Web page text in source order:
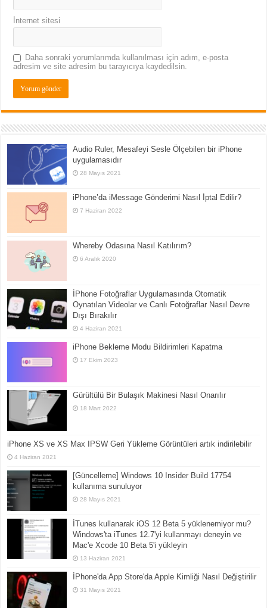
İnternet sitesi
Daha sonraki yorumlarımda kullanılması için adım, e-posta
adresim ve site adresim bu tarayıcıya kaydedilsin.
Audio Ruler, Mesafeyi Sesle Ölçebilen bir iPhone
uygulamasıdır
28 Mayıs 2021
iPhone’da iMessage Gönderimi Nasıl İptal Edilir?
7 Haziran 2022
Whereby Odasına Nasıl Katılırım?
6 Aralık 2020
İPhone Fotoğraflar Uygulamasında Otomatik
Oynatılan Videolar ve Canlı Fotoğraflar Nasıl Devre
Dışı Bırakılır
4 Haziran 2021
iPhone Bekleme Modu Bildirimleri Kapatma
17 Ekim 2023
Gürültülü Bir Bulaşık Makinesi Nasıl Onarılır
18 Mart 2022
iPhone XS ve XS Max IPSW Geri Yükleme Görüntüleri artık indirilebilir
4 Haziran 2021
[Güncelleme] Windows 10 Insider Build 17754
kullanıma sunuluyor
28 Mayıs 2021
İTunes kullanarak iOS 12 Beta 5 yüklenemiyor mu?
Windows'ta iTunes 12.7'yi kullanmayı deneyin ve
Mac'e Xcode 10 Beta 5'i yükleyin
13 Haziran 2021
İPhone'da App Store'da Apple Kimliği Nasıl Değiştirilir
31 Mayıs 2021